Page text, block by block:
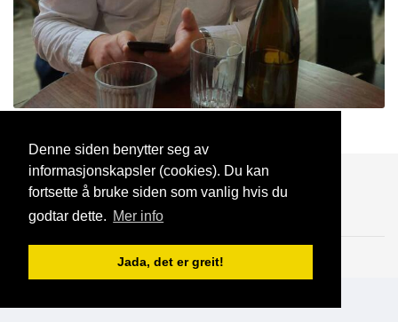
Denne siden benytter seg av
informasjonskapsler (cookies). Du kan
fortsette å bruke siden som vanlig hvis du
godtar dette. Mer info
Jada, det er greit!
Blogg Support Kontakt oss
Personvern © 2023 NorgesDate